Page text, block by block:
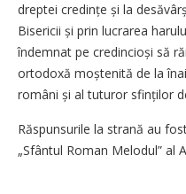
dreptei credințe și la
Bisericii și prin lucrarea
îndemnat pe credincioși să
ortodoxă moștenită de la
români și al tuturor sfinților
Răspunsurile la strană au
„Sfântul Roman Melodul” al